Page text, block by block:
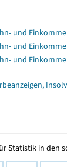
und
und
und
Statistik in den